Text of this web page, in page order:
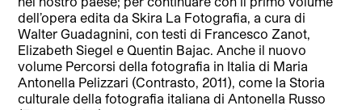
dell’opera edita da Skira La Fotografia, a cura di
Walter Guadagnini, con testi di Francesco Zanot,
Elizabeth Siegel e Quentin Bajac. Anche il nuovo
volume Percorsi della fotografia in Italia di Maria
Antonella Pelizzari (Contrasto, 2011), come la Storia
culturale della fotografia italiana di Antonella Russo